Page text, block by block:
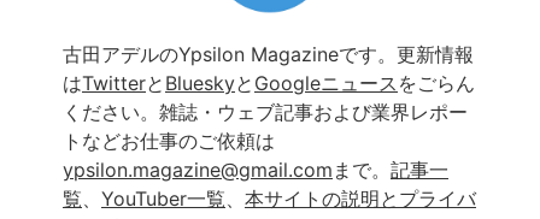
古田アデルのYpsilon Magazineです。更新情報
はTwitterと Blueskyと Googleニュース をごらん
ください。雑誌・ウェブ記事および業界レポー
トなどお仕事のご依頼は
ypsilon.magazine@gmail.com まで。 記事一
覧
YouTuber一覧
本サイトの説明とプライバ